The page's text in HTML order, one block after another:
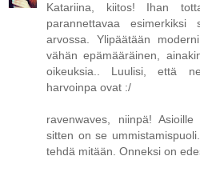
Katariina, kiitos! Ihan
parannettavaa esimerkiksi
arvossa. Ylipäätään
vähän epämääräinen,
oikeuksia.. Luulisi, että
harvoinpa ovat :/
ravenwaves, niinpä!
sitten on se
tehdä mitään. Onneksi on